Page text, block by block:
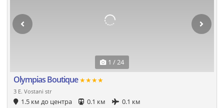
1 / 24
Olympias Boutique★★★★
3 E. Vostani str
1.5 км до центра 0.1 км
0.1 км